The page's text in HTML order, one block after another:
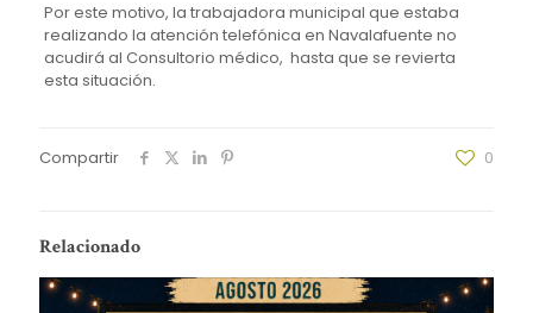
Por este motivo, la trabajadora municipal que estaba
realizando la atención telefónica en Navalafuente no
acudirá al Consultorio médico, hasta que se revierta
esta situación.
Compartir 0
Relacionado